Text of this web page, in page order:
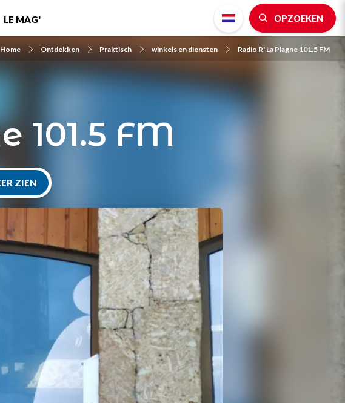
LE MAG' OPZOEKEN
Home Ontdekken Praktisch winkels en diensten Radio R' La Plagne 101.5 FM
101.5 FM
ZIEN